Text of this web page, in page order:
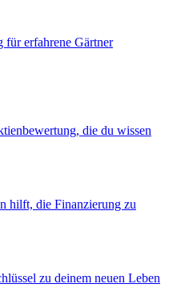
für erfahrene Gärtner
die du wissen
hilft, die Finanzierung zu
zu deinem neuen Leben